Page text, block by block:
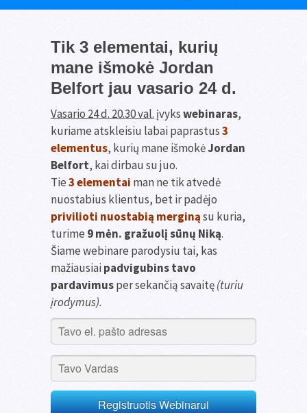
Tik 3 elementai, kurių
mane išmokė Jordan
Belfort jau vasario 24 d.
Vasario 24 d. 20.30 val. įvykswebinaras,
kuriame atskleisiu labai paprastus3
elementus, kurių mane išmokėJordan
Belfort, kai dirbau su juo.
Tie3 elementai man ne tik atvedė
nuostabius klientus, bet ir padėjo
privilioti nuostabią merginąsu kuria,
turime9 mėn. gražuolį sūnų Niką.
Šiame webinare parodysiu tai, kas
mažiausiaipadvigubins tavo
pardavimusper sekančią savaitę(turiu
įrodymus).
Registruotis Webinarui